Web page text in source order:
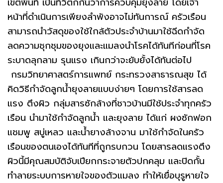
หน้าที่ดำเนินการเพียงลำพังอาจไม่ทันการณ์ ครัวเรือน
สามารถนำวัสดุของใช้ใกล้ตัวประจำบ้านมาใช้ฉีดกำจัด
ลดความชุกชุมของยุงและแมลงนำโรคได้ทันทีก่อนที่โรค
ระบาดลุกลาม รุนแรง เกินกว่าจะยับยั้งได้ทันต่อไป
กรมวิทยาศาสตร์การแพทย์ กระทรวงสาธารณสุข ได้
คิดวิธีกำจัดลูกน้ำยุงลายแบบง่ายๆ โดยการใช้สารลด
แรง ตึงผิว กลุ่มสารซักล้างที่ชาวบ้านมีใช้ประจำทุกครัว
เรือน นำมาใช้กำจัดลูกน้ำ และยุงลาย ได้แก่ ผงซักฟอก
แชมพู สบู่เหลว และน้ำยางล้างจาน มาใช้กำจัดในครัว
เรือนของตนเองได้ทันทีที่ถูกรบกวน โดยสารลดแรงตึง
ผิวนี้มีคุณสมบัติจับเปียกกระจายตัวปกคลุม และปิดกั้น
ทำลายระบบการหายใจของตัวแมลง ทำให้เยื่อบุรูหายใจ